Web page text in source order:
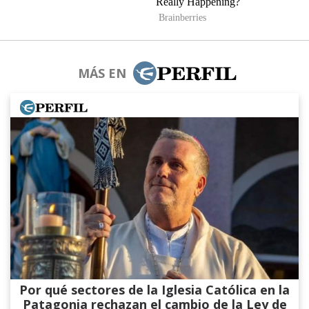
MÁS EN
Por qué sectores de la Iglesia Católica en la
Patagonia rechazan el cambio de la Ley de